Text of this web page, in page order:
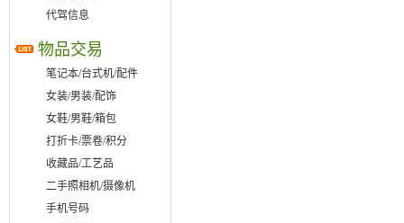
代驾信息
物品交易
笔记本/台式机/配件
女装/男装/配饰
女鞋/男鞋/箱包
打折卡/票卷/积分
收藏品/工艺品
二手照相机/摄像机
手机号码